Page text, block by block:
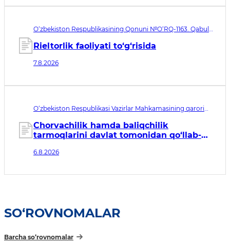
O‘zbekiston Respublikasining Qonuni №O‘RQ-1163. Qabul
Rieltorlik faoliyati to‘g‘risida
7.8.2026
O‘zbekiston Respublikasi Vazirlar Mahkamasining qarori
sanasi 07.08.2026
Chorvachilik hamda baliqchilik
tarmoqlarini davlat tomonidan qo‘llab-
tadbirlari to‘g‘risida
6.8.2026
SO‘ROVNOMALAR
Barcha so‘rovnomalar